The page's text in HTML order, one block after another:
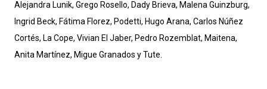
Alejandra Lunik, Grego Rosello, Dady Brieva, Malena Guinzburg,
Ingrid Beck, Fátima Florez, Podetti, Hugo Arana, Carlos Núñez
Cortés, La Cope, Vivian El Jaber, Pedro Rozemblat, Maitena,
Anita Martínez, Migue Granados y Tute.